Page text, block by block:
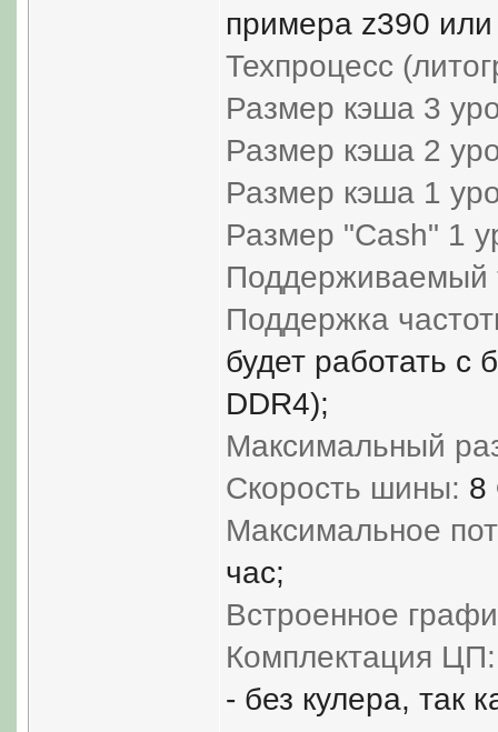
примера z390
Техпроцесс
Размер кэша 3
Размер кэша 2
Размер кэша 1
Размер "Cash" 1
Поддерживаемый
Поддержка
будет работать с
DDR4);
Максимальный
Скорость шины: 8
Максимальное
час;
Встроенное
Комплектация ЦП:
- без кулера, так